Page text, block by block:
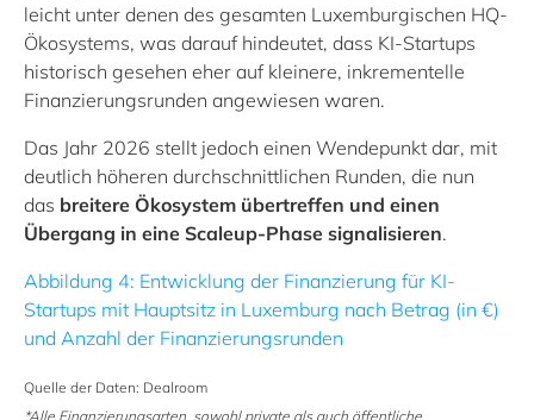
leicht unter denen des gesamten Luxemburgischen HQ-
Ökosystems, was darauf hindeutet, dass KI-Startups
historisch gesehen eher auf kleinere, inkrementelle
Finanzierungsrunden angewiesen waren.
Das Jahr 2026 stellt jedoch einen Wendepunkt dar, mit
deutlich höheren durchschnittlichen Runden, die nun
das breitere Ökosystem übertreffen und einen
Übergang in eine Scaleup-Phase signalisieren.
Abbildung 4: Entwicklung der Finanzierung für KI-
Startups mit Hauptsitz in Luxemburg nach Betrag (in €)
und Anzahl der Finanzierungsrunden
Quelle der Daten: Dealroom
*Alle Finanzierungsarten, sowohl private als auch öffentliche